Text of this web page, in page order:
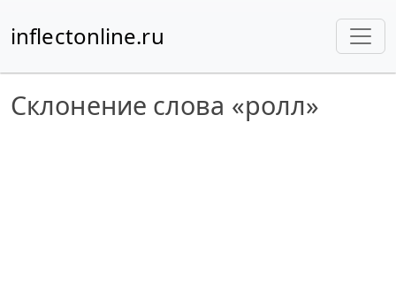
inflectonline.ru
Склонение слова «ролл»